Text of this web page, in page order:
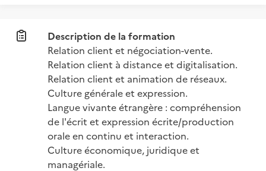
Description de la formation
Relation client et négociation-vente.
Relation client à distance et digitalisation.
Relation client et animation de réseaux.
Culture générale et expression.
Langue vivante étrangère : compréhension
de l'écrit et expression écrite/production
orale en continu et interaction.
Culture économique, juridique et
managériale.